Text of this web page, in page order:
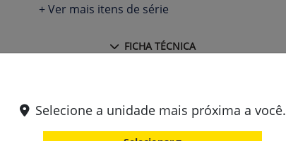
+ Ver mais itens de série
FICHA TÉCNICA
Comparar versão
Selecione a unidade mais próxima a você.